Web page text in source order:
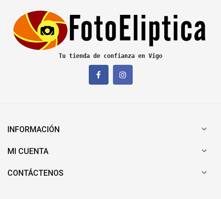
Tu tienda de confianza en Vigo
INFORMACIÓN 
MI CUENTA 
CONTÁCTENOS 